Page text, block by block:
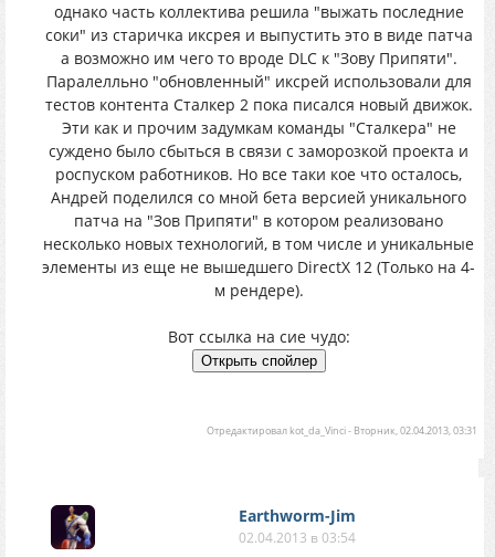
однако часть коллектива решила "выжать последние
соки" из старичка иксрея и выпустить это в виде патча
а возможно им чего то вроде DLC к "Зову Припяти".
Паралелльно "обновленный" иксрей использовали для
тестов контента Сталкер 2 пока писался новый движок.
Эти как и прочим задумкам команды "Сталкера" не
суждено было сбыться в связи с заморозкой проекта и
роспуском работников. Но все таки кое что осталось,
Андрей поделился со мной бета версией уникального
патча на "Зов Припяти" в котором реализовано
несколько новых технологий, в том числе и уникальные
элементы из еще не вышедшего DirectX 12 (Только на 4-
м рендере).
Вот ссылка на сие чудо:
Отредактировал kot_da_Vinci- Вторник, 02.04.2013, 03:31
Earthworm-Jim
02.04.2013 в 03:54